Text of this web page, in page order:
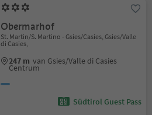
Obermarhof
St. Martin/S. Martino - Gsies/Casies, Gsies/Valle
di Casies,
247 m van Gsies/Valle di Casies
Centrum
Südtirol Guest Pass